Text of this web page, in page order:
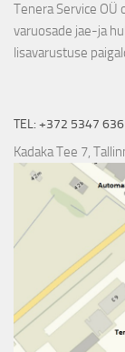
Tenera Service OÜ
varuosade jae-ja
lisavarustuse
TEL: +372 5347
Kadaka Tee 7,